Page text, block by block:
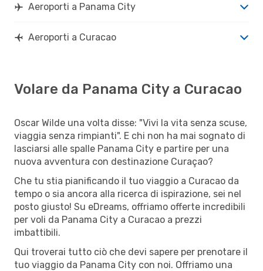
Aeroporti a Panama City
Aeroporti a Curacao
Volare da Panama City a Curacao
Oscar Wilde una volta disse: "Vivi la vita senza scuse,
viaggia senza rimpianti". E chi non ha mai sognato di
lasciarsi alle spalle Panama City e partire per una
nuova avventura con destinazione Curaçao?
Che tu stia pianificando il tuo viaggio a Curacao da
tempo o sia ancora alla ricerca di ispirazione, sei nel
posto giusto! Su eDreams, offriamo offerte incredibili
per voli da Panama City a Curacao a prezzi
imbattibili.
Qui troverai tutto ciò che devi sapere per prenotare il
tuo viaggio da Panama City con noi. Offriamo una